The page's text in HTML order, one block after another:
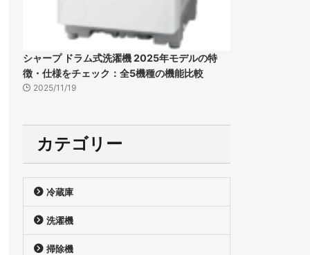
シャープ ドラム式洗濯機 2025年モデルの特
徴・仕様をチェック：全5機種の機能比較
2025/11/19
カテゴリー
冷蔵庫
洗濯機
掃除機